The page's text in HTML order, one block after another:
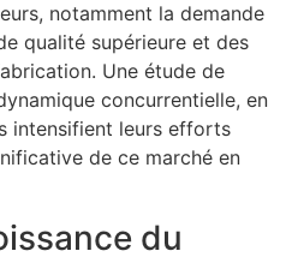
notamment la demande
qualité supérieure et des
Une étude de
concurrentielle, en
intensifient leurs efforts
de ce marché en
du